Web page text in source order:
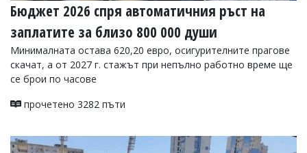
Бюджет 2026 спря автоматичния ръст на
заплатите за близо 800 000 души
Минималната остава 620,20 евро, осигурителните прагове
скачат, а от 2027 г. стажът при непълно работно време ще
се брои по часове
прочетено 3282 пъти